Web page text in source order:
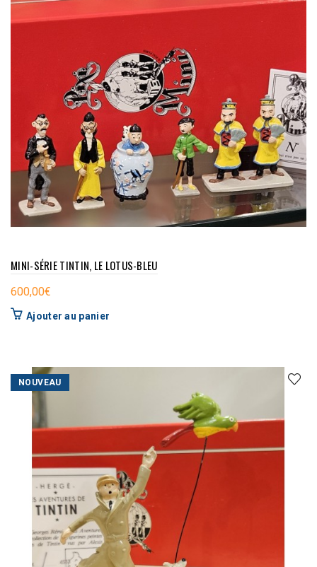
MINI-SÉRIE TINTIN, LE LOTUS-BLEU
600,00€
Ajouter au panier
NOUVEAU